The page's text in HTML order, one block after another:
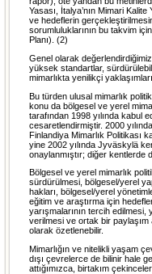
Yasası, İtalya’nın Mimari
ve hedeflerin
sorumluluklarının bu takvim
Planı). (2)
Genel olarak
yüksek standartlar,
mimarlıkta yenilikçi
Bu türden ulusal mimarlık
konu da bölgesel ve yerel
tarafından 1998 yılında kabul
cesaretlendirmiştir. 2000
Finlandiya Mimarlık Politikası
yine 2002 yılında Jyväskylä
onaylanmıştır; diğer kentlerde
Bölgesel ve yerel mimarlık
sürdürülmesi, bölgesel/yerel
hakları, bölgesel/yerel
eğitim ve araştırma için
yarışmalarının tercih
verilmesi ve ortak bir paylaşım
olarak özetlenebilir.
Mimarlığın ve nitelikli yaşam
dışı çevrelerce de bilinir hale
attığımızca, birtakım